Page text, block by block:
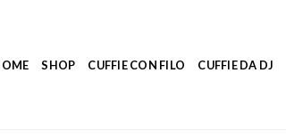
SHOP CUFFIE CON FILO CUFFIE DA DJ